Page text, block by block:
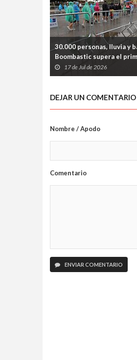
30.000 personas, lluvia y
Boombastic supera el
asalto y Llanera se prepara
otra noche multitudinaria
17 de Jul de 2026
DEJAR UN COMENTARIO
Nombre / Apodo
Comentario
ENVIAR COMENTARIO